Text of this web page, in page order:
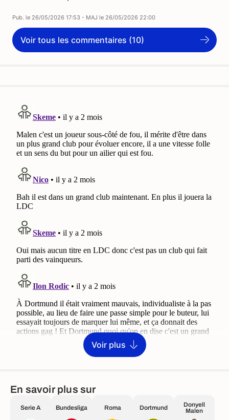
Pub. le 26/05/2026 17:53 - MAJ le 26/05/2026 22:00
Voir tous les commentaires (10)
Voir plus
En savoir plus sur
Serie A Bundesliga Roma Dortmund
Donyell
Malen